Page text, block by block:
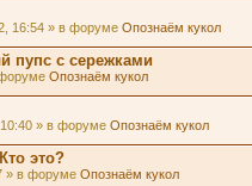
16:54 » в форуме Опознаём кукол
пупс с сережками
Опознаём кукол
» в форуме Опознаём кукол
это?
» в форуме Опознаём кукол